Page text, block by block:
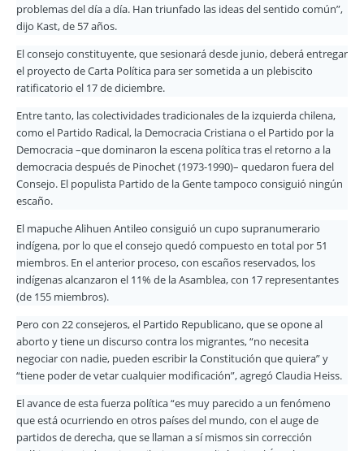
problemas del día a día. Han triunfado las ideas del sentido común”,
dijo Kast, de 57 años.
El consejo constituyente, que sesionará desde junio, deberá entregar
el proyecto de Carta Política para ser sometida a un plebiscito
ratificatorio el 17 de diciembre.
Entre tanto, las colectividades tradicionales de la izquierda chilena,
como el Partido Radical, la Democracia Cristiana o el Partido por la
Democracia –que dominaron la escena política tras el retorno a la
democracia después de Pinochet (1973-1990)– quedaron fuera del
Consejo. El populista Partido de la Gente tampoco consiguió ningún
escaño.
El mapuche Alihuen Antileo consiguió un cupo supranumerario
indígena, por lo que el consejo quedó compuesto en total por 51
miembros. En el anterior proceso, con escaños reservados, los
indígenas alcanzaron el 11% de la Asamblea, con 17 representantes
(de 155 miembros).
Pero con 22 consejeros, el Partido Republicano, que se opone al
aborto y tiene un discurso contra los migrantes, “no necesita
negociar con nadie, pueden escribir la Constitución que quiera” y
“tiene poder de vetar cualquier modificación”, agregó Claudia Heiss.
El avance de esta fuerza política “es muy parecido a un fenómeno
que está ocurriendo en otros países del mundo, con el auge de
partidos de derecha, que se llaman a sí mismos sin corrección